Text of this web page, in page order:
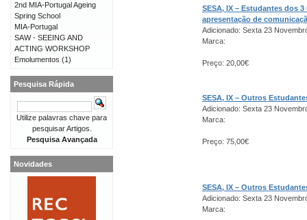
SESA, IX – Estudantes dos
apresentação de
Adicionado: Sexta 23
Marca:
Preço: 20,00€
SESA, IX – Outros
Adicionado: Sexta 23
Marca:
Preço: 75,00€
SESA, IX – Outros
Adicionado: Sexta 23
Marca:
2nd MIA-Portugal Ageing
Spring School
MIA-Portugal
SAW - SEEING AND
ACTING WORKSHOP
Emolumentos (1)
Pesquisa Rápida
Utilize palavras chave para
pesquisar Artigos.
Pesquisa Avançada
Novidades